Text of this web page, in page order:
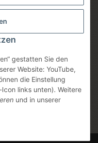
gestatten Sie den
Website: YouTube,
die Einstellung
links unten). Weitere
und in unserer